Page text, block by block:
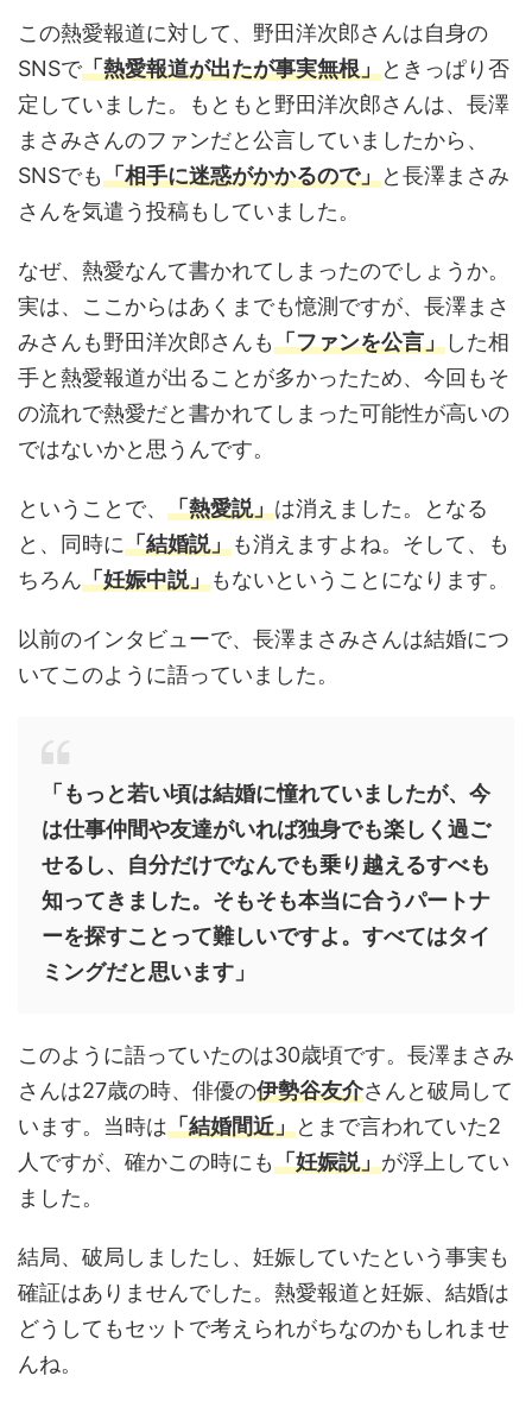
この熱愛報道に対して、野田洋次郎さんは自身の
SNSで「熱愛報道が出たが事実無根」ときっぱり否
定していました。もともと野田洋次郎さんは、長澤
まさみさんのファンだと公言していましたから、
SNSでも「相手に迷惑がかかるので」と長澤まさみ
さんを気遣う投稿もしていました。
なぜ、熱愛なんて書かれてしまったのでしょうか。
実は、ここからはあくまでも憶測ですが、長澤まさ
みさんも野田洋次郎さんも「ファンを公言」した相
手と熱愛報道が出ることが多かったため、今回もそ
の流れで熱愛だと書かれてしまった可能性が高いの
ではないかと思うんです。
ということで、 「熱愛説」は消えました。となる
と、同時に「結婚説」も消えますよね。そして、も
ちろん「妊娠中説」もないということになります。
以前のインタビューで、長澤まさみさんは結婚につ
いてこのように語っていました。
「もっと若い頃は結婚に憧れていましたが、今
は仕事仲間や友達がいれば独身でも楽しく過ご
せるし、自分だけでなんでも乗り越えるすべも
知ってきました。そもそも本当に合うパートナ
ーを探すことって難しいですよ。すべてはタイ
ミングだと思います」
このように語っていたのは30歳頃です。長澤まさみ
さんは27歳の時、俳優の伊勢谷友介さんと破局して
います。当時は「結婚間近」とまで言われていた2
人ですが、確かこの時にも「妊娠説」が浮上してい
ました。
結局、破局しましたし、妊娠していたという事実も
確証はありませんでした。熱愛報道と妊娠、結婚は
どうしてもセットで考えられがちなのかもしれませ
んね。